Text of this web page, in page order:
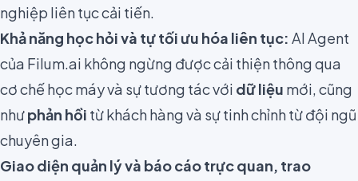
nghiệp liên tục cải tiến.
Khả năng học hỏi và tự tối ưu hóa liên tục: AI Agent
của Filum.ai không ngừng được cải thiện thông qua
cơ chế học máy và sự tương tác với dữ liệu mới, cũng
nhưphản hồi từ khách hàng và sự tinh chỉnh từ đội ngũ
chuyên gia.
Giao diện quản lý và báo cáo trực quan, trao